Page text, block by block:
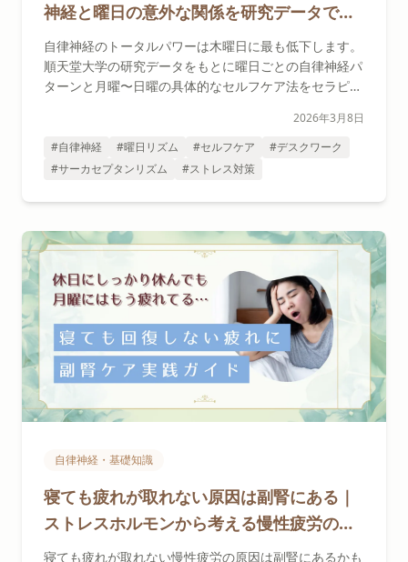
神経と曜日の意外な関係を研究データで解
説し月～日の過ごし方も紹介
自律神経のトータルパワーは木曜日に最も低下します。
順天堂大学の研究データをもとに曜日ごとの自律神経パ
ターンと月曜〜日曜の具体的なセルフケア法をセラピス
2026年3月8日
#自律神経
#曜日リズム #セルフケア
#デスクワーク
#サーカセプタンリズム
#ストレス対策
自律神経・基礎知識
寝ても疲れが取れない原因は副腎にある｜
ストレスホルモンから考える慢性疲労の改
善法
寝ても疲れが取れない慢性疲労の原因は副腎にあるかも